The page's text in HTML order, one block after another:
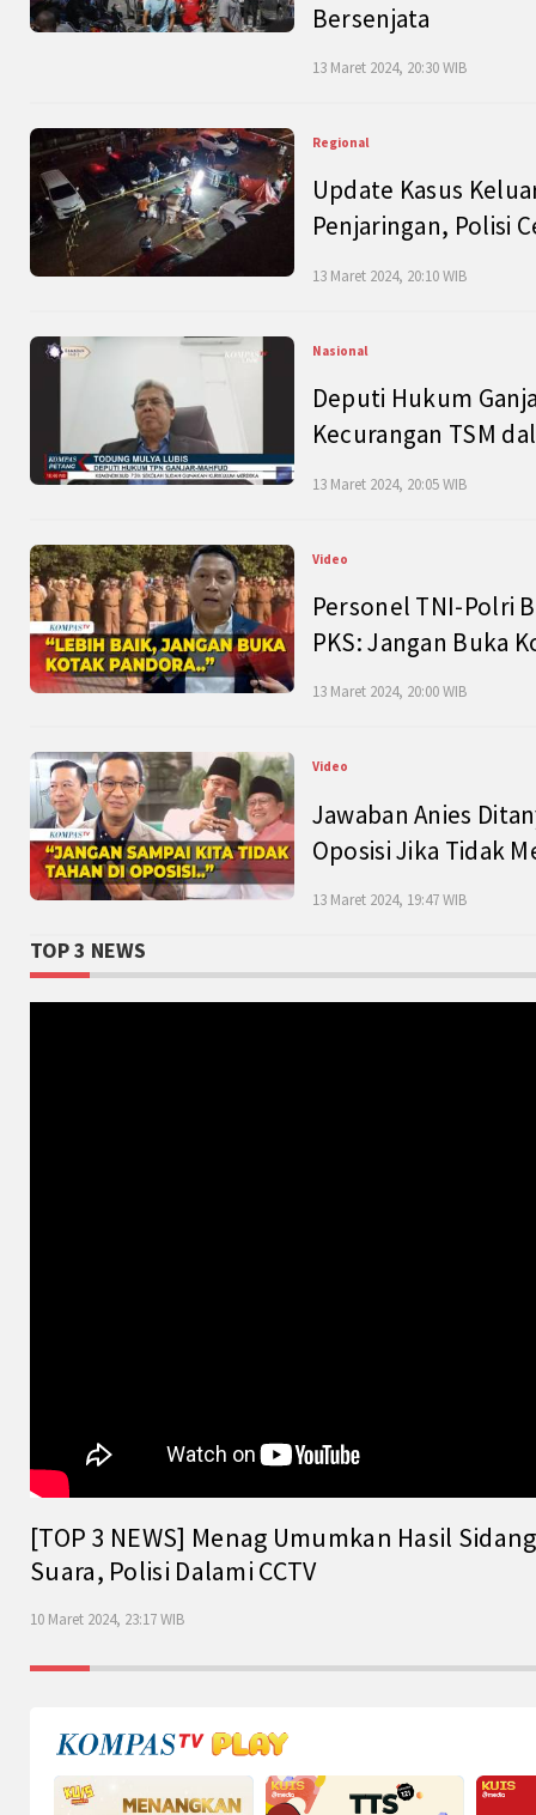
Bersenjata
13 Maret 2024, 20:30 WIB
Regional
Update Kasus
Penjaringan, Polisi
13 Maret 2024, 20:10 WIB
Nasional
Deputi Hukum
Kecurangan TSM
13 Maret 2024, 20:05 WIB
Video
Personel TNI-Polri
PKS: Jangan Buka
13 Maret 2024, 20:00 WIB
Video
Jawaban Anies
Oposisi Jika Tidak
13 Maret 2024, 19:47 WIB
TOP 3 NEWS
[TOP 3 NEWS] Menag Umumkan Hasil
Suara, Polisi Dalami CCTV
10 Maret 2024, 23:17 WIB